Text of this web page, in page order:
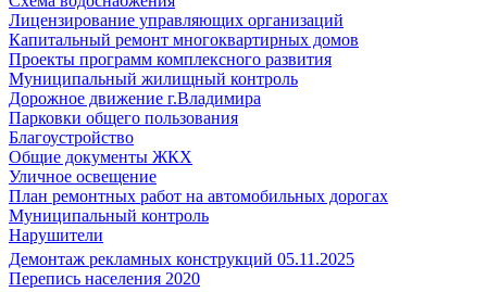
Лицензирование управляющих организаций
Капитальный ремонт многоквартирных домов
Проекты программ комплексного развития
Муниципальный жилищный контроль
Дорожное движение г.Владимира
Парковки общего пользования
Благоустройство
Общие документы ЖКХ
Уличное освещение
План ремонтных работ на автомобильных дорогах
Муниципальный контроль
Нарушители
Демонтаж рекламных конструкций 05.11.2025
Перепись населения 2020